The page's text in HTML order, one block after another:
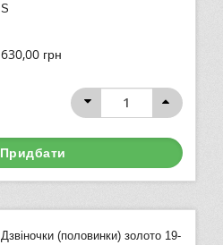
S
630,00 грн
Придбати
Дзвіночки (половинки) золото 19-